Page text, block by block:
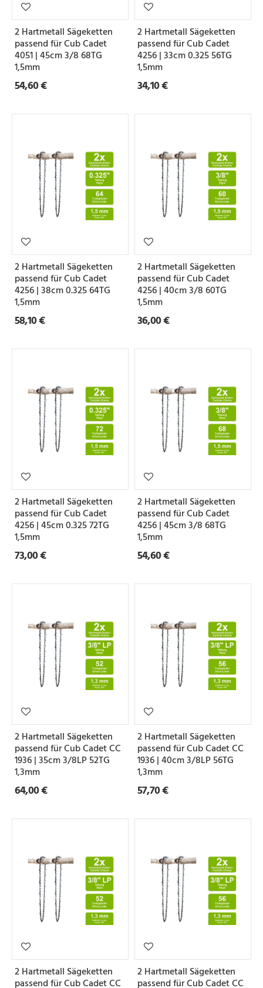
2 Hartmetall Sägeketten
passend für Cub Cadet
4051 | 45cm 3/8 68TG
1,5mm
54,60 €
2 Hartmetall Sägeketten
passend für Cub Cadet
4256 | 33cm 0.325 56TG
1,5mm
34,10 €
2 Hartmetall Sägeketten
passend für Cub Cadet
4256 | 38cm 0.325 64TG
1,5mm
58,10 €
2 Hartmetall Sägeketten
passend für Cub Cadet
4256 | 40cm 3/8 60TG
1,5mm
36,00 €
2 Hartmetall Sägeketten
passend für Cub Cadet
4256 | 45cm 0.325 72TG
1,5mm
73,00 €
2 Hartmetall Sägeketten
passend für Cub Cadet
4256 | 45cm 3/8 68TG
1,5mm
54,60 €
2 Hartmetall Sägeketten
passend für Cub Cadet CC
1936 | 35cm 3/8LP 52TG
1,3mm
64,00 €
2 Hartmetall Sägeketten
passend für Cub Cadet CC
1936 | 40cm 3/8LP 56TG
1,3mm
57,70 €
2 Hartmetall Sägeketten
passend für Cub Cadet CC
2 Hartmetall Sägeketten
passend für Cub Cadet CC